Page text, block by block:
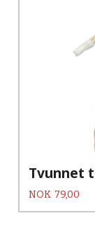
Tvunnet
Pris
NOK 79,00